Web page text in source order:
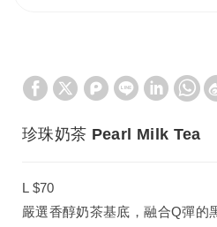
珍珠奶茶 Pearl Milk Tea
L $70
嚴選香醇奶茶基底，融合Q彈的